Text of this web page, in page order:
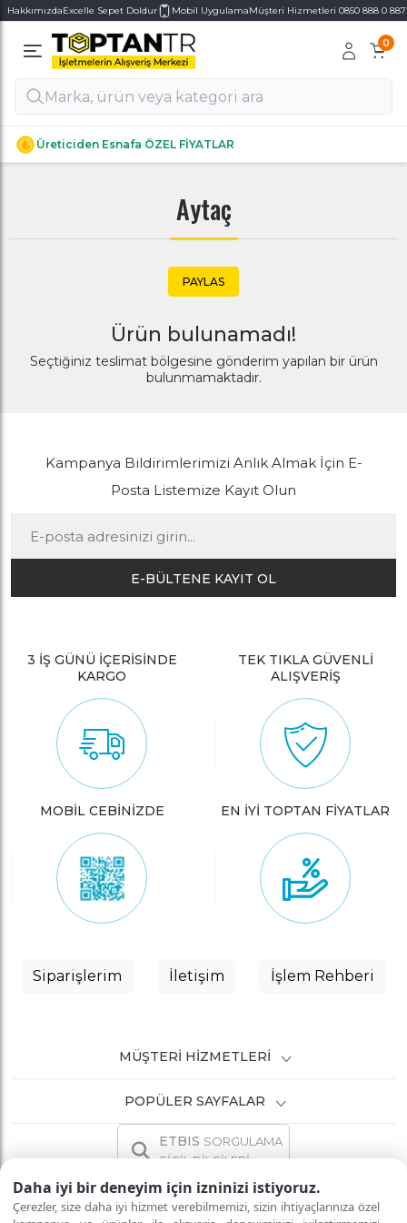
Daha iyi bir deneyim için izninizi istiyoruz.
Çerezler, size daha iyi hizmet verebilmemizi, sizin ihtiyaçlarınıza özel
HakkımızdaExcelle Sepet Doldur Mobil UygulamaMüşteri Hizmetleri 0850 888 0 887
0
Üreticiden Esnafa ÖZEL FİYATLAR
Alt Kategoriler
Alt Kategoriler
Aytaç
PAYLAS
Ürün bulunamadı!
Seçtiğiniz teslimat bölgesine gönderim yapılan bir ürün
bulunmamaktadır.
Kampanya Bildirimlerimizi Anlık Almak İçin E-
Posta Listemize Kayıt Olun
E-BÜLTENE KAYIT OL
3 İŞ GÜNÜ İÇERİSİNDE
KARGO
TEK TIKLA GÜVENLİ
ALIŞVERİŞ
MOBİL CEBİNİZDE EN İYİ TOPTAN FİYATLAR
Siparişlerim İletişim İşlem Rehberi
MÜŞTERI HIZMETLERI
POPÜLER SAYFALAR
ETBIS SORGULAMA
SİCİL BİLGİLERİ